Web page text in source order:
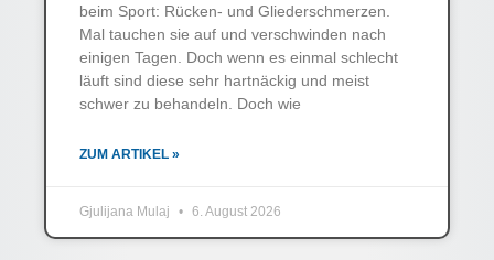
beim Sport: Rücken- und Gliederschmerzen.
Mal tauchen sie auf und verschwinden nach
einigen Tagen. Doch wenn es einmal schlecht
läuft sind diese sehr hartnäckig und meist
schwer zu behandeln. Doch wie
ZUM ARTIKEL »
Gjulijana Mulaj 6. August 2026